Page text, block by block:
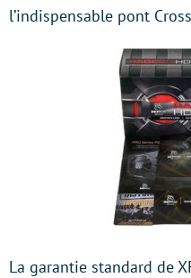
l’indispensable pont
La garantie standard de